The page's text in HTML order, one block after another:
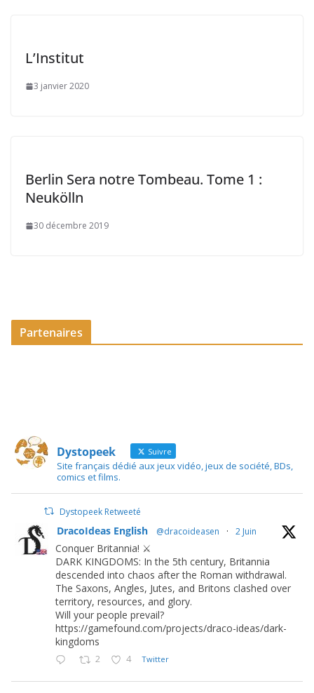
L’Institut
3 janvier 2020
Berlin Sera notre Tombeau. Tome 1 :
Neukölln
30 décembre 2019
Partenaires
Dystopeek Suivre
Site français dédié aux jeux vidéo, jeux de société, BDs,
comics et films.
Dystopeek Retweeté
DracoIdeas English @dracoideasen · 2 Juin
Conquer Britannia! ⚔️
DARK KINGDOMS: In the 5th century, Britannia
descended into chaos after the Roman withdrawal.
The Saxons, Angles, Jutes, and Britons clashed over
territory, resources, and glory.
Will your people prevail?
https://gamefound.com/projects/draco-ideas/dark-
kingdoms
2 4 Twitter